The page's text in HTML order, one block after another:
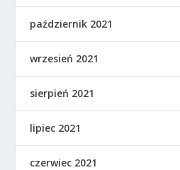
październik 2021
wrzesień 2021
sierpień 2021
lipiec 2021
czerwiec 2021